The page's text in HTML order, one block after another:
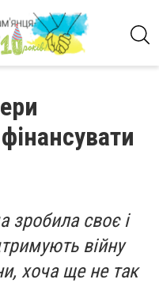
зробила своє і
війну
хоча ще не так